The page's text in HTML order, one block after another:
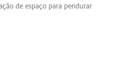
de espaço para pendurar